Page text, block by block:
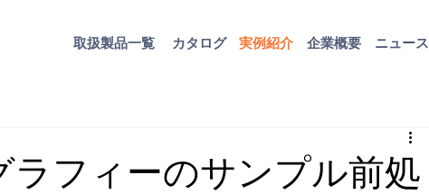
取扱​製品一覧 ​実例紹介
カタログ 企業概要 ニュース
ラフィーのサンプル前処